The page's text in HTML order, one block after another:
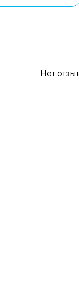
Нет